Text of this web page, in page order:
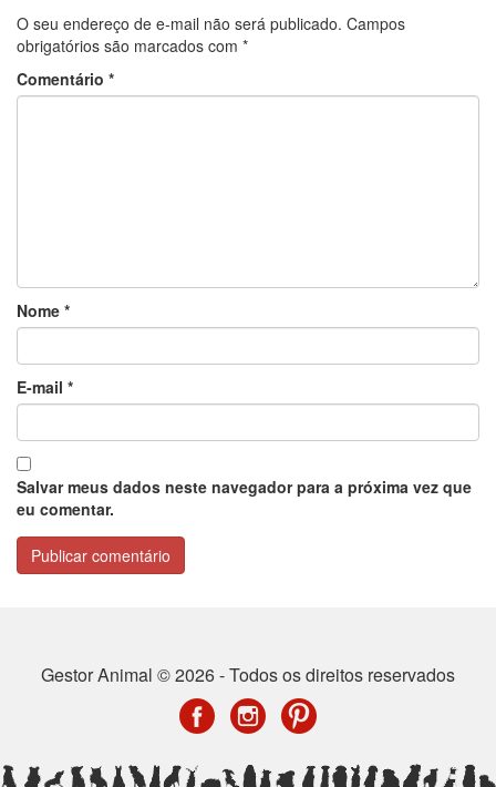
O seu endereço de e-mail não será publicado. Campos
obrigatórios são marcados com *
Comentário *
Nome *
E-mail *
Salvar meus dados neste navegador para a próxima vez que
eu comentar.
Gestor Animal © 2026 - Todos os direitos reservados